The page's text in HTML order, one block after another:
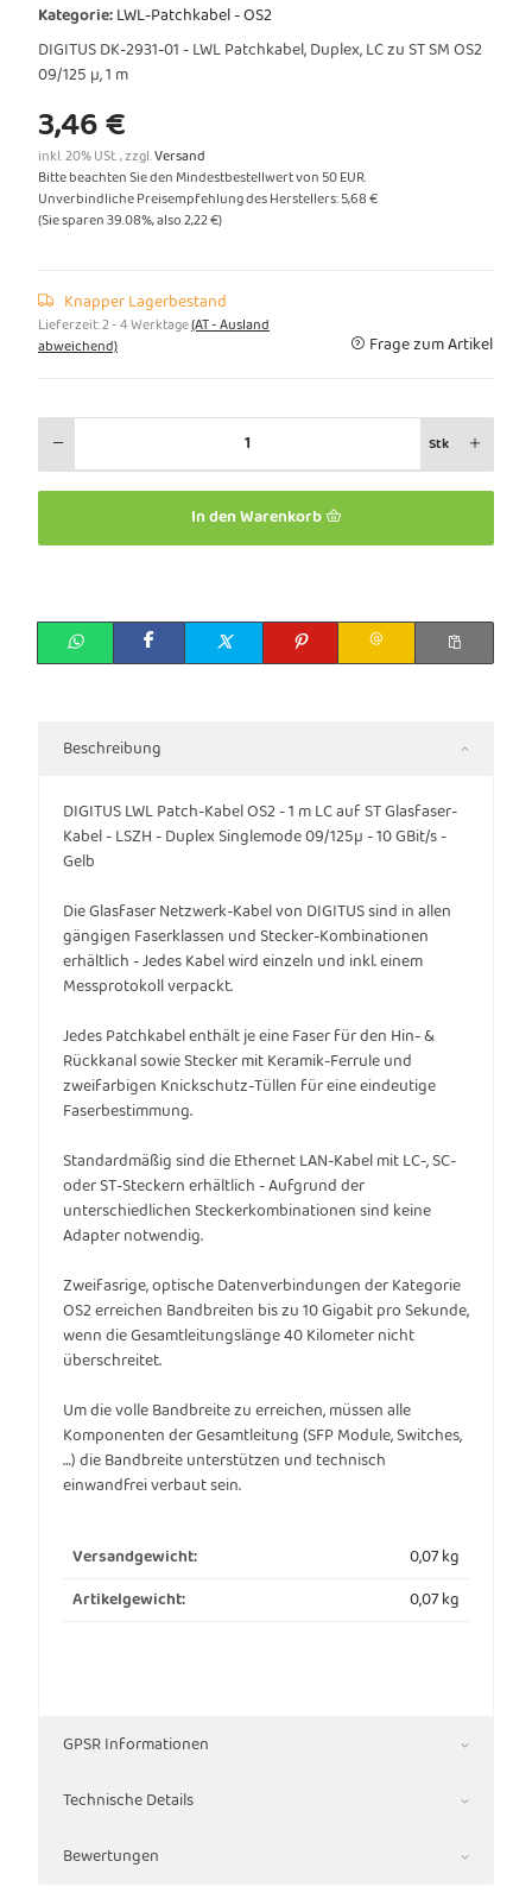
Kategorie:LWL-Patchkabel - OS2
DIGITUS DK-2931-01 - LWL Patchkabel, Duplex, LC zu ST SM OS2
09/125 µ, 1 m
3,46 €
inkl. 20% USt. , zzgl.Versand
Bitte beachten Sie den Mindestbestellwert von 50 EUR.
Unverbindliche Preisempfehlung des Herstellers:5,68 €
(Sie sparen39.08%, also2,22 €)
Knapper Lagerbestand
Lieferzeit:2 - 4 Werktage(AT - Ausland
abweichend)
Frage zum Artikel
Stk
In den Warenkorb
Beschreibung
DIGITUS LWL Patch-Kabel OS2 - 1 m LC auf ST Glasfaser-
Kabel - LSZH - Duplex Singlemode 09/125µ - 10 GBit/s -
Gelb
Die Glasfaser Netzwerk-Kabel von DIGITUS sind in allen
gängigen Faserklassen und Stecker-Kombinationen
erhältlich - Jedes Kabel wird einzeln und inkl. einem
Messprotokoll verpackt.
Jedes Patchkabel enthält je eine Faser für den Hin- &
Rückkanal sowie Stecker mit Keramik-Ferrule und
zweifarbigen Knickschutz-Tüllen für eine eindeutige
Faserbestimmung.
Standardmäßig sind die Ethernet LAN-Kabel mit LC-, SC-
oder ST-Steckern erhältlich - Aufgrund der
unterschiedlichen Steckerkombinationen sind keine
Adapter notwendig.
Zweifasrige, optische Datenverbindungen der Kategorie
OS2 erreichen Bandbreiten bis zu 10 Gigabit pro Sekunde,
wenn die Gesamtleitungslänge 40 Kilometer nicht
überschreitet.
Um die volle Bandbreite zu erreichen, müssen alle
Komponenten der Gesamtleitung (SFP Module, Switches,
…) die Bandbreite unterstützen und technisch
einwandfrei verbaut sein.
Versandgewicht:
0,07 kg
Artikelgewicht:
0,07kg
GPSR Informationen
Technische Details
Bewertungen